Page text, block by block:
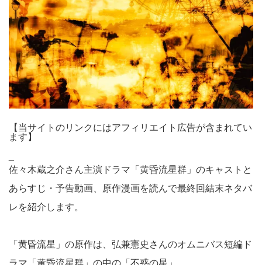
【当サイトのリンクにはアフィリエイト広告が含まれてい
ます】
佐々木蔵之介さん主演ドラマ「黄昏流星群」のキャストと
あらすじ・予告動画、原作漫画を読んで最終回結末ネタバ
レを紹介します。
「黄昏流星」の原作は、弘兼憲史さんのオムニバス短編ド